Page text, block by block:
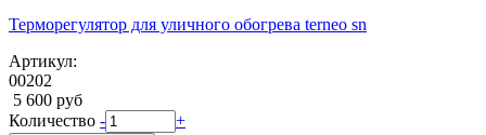
Терморегулятор для уличного обогрева terneo sn
Артикул:
00202
5 600 руб
Количество - +